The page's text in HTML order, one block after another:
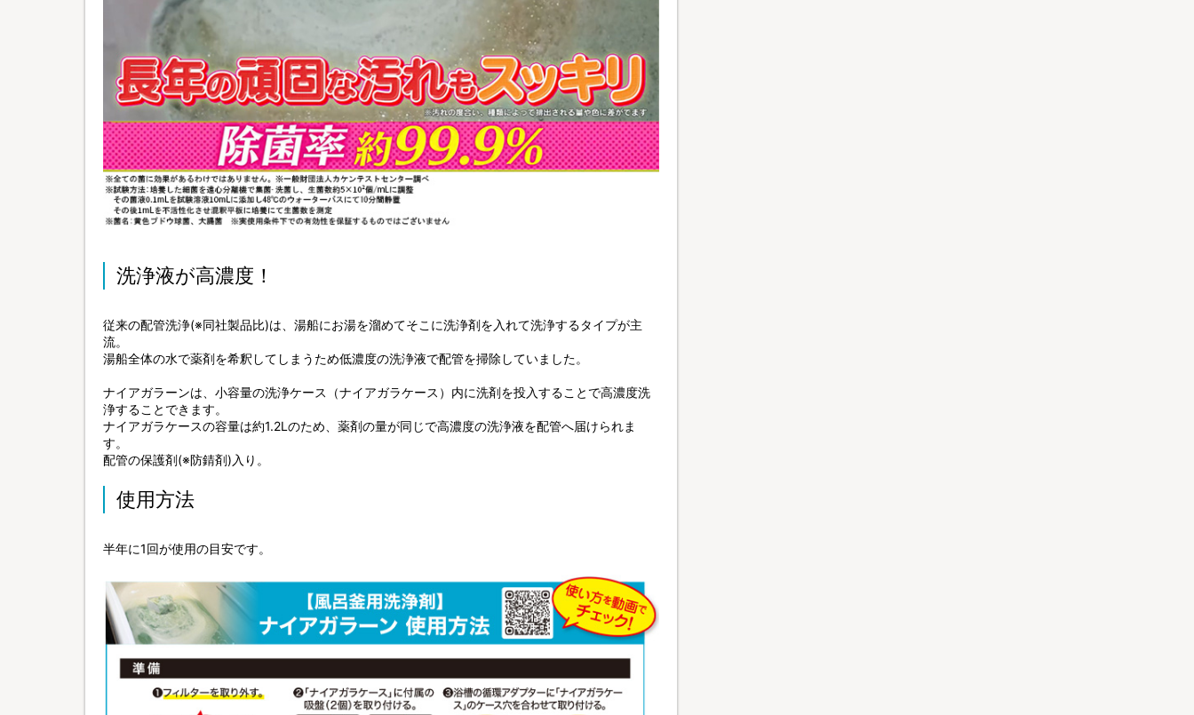
洗浄液が高濃度！
従来の配管洗浄(※同社製品比)は、湯船にお湯を溜めてそこに洗浄剤を入れて洗浄するタイプが主
流。
湯船全体の水で薬剤を希釈してしまうため低濃度の洗浄液で配管を掃除していました。
ナイアガラーンは、小容量の洗浄ケース（ナイアガラケース）内に洗剤を投入することで高濃度洗
浄することできます。
ナイアガラケースの容量は約1.2Lのため、薬剤の量が同じで高濃度の洗浄液を配管へ届けられま
す。
配管の保護剤(※防錆剤)入り。
使用方法
半年に1回が使用の目安です。